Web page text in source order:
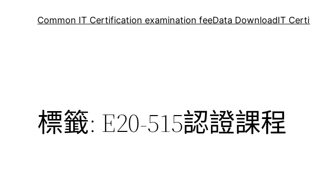
Common IT Certification examination feeData DownloadIT
標籤: E20-515認證課程